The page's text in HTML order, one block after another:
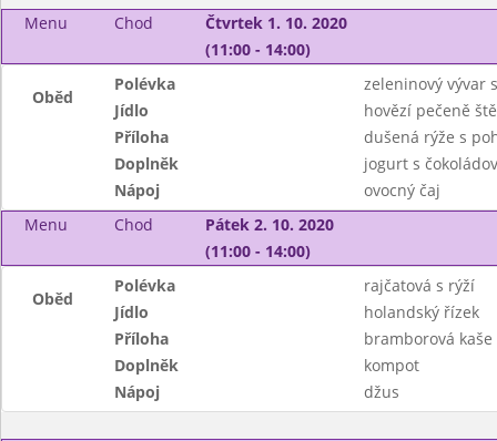
Menu Chod
Čtvrtek 1. 10. 2020
(11:00 - 14:00)
Oběd
Polévka
zeleninový vývar
Jídlo
hovězí pečeně
Příloha
dušená rýže s
Doplněk
jogurt s
Nápoj
ovocný čaj
Menu
Chod
Pátek 2. 10. 2020
(11:00 - 14:00)
Oběd
Polévka
rajčatová s rýží
Jídlo
holandský řízek
Příloha
bramborová kaše
Doplněk
kompot
Nápoj
džus